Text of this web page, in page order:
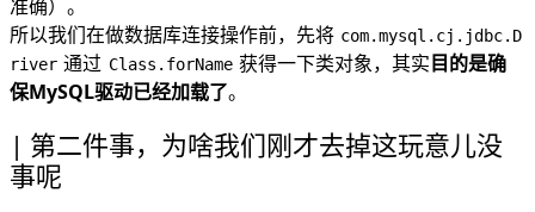
准确）。
所以我们在做数据库连接操作前，先将 com.mysql.cj.jdbc.D
river 通过 Class.forName 获得一下类对象，其实目的是确
保MySQL驱动已经加载了。
第二件事，为啥我们刚才去掉这玩意儿没
事呢